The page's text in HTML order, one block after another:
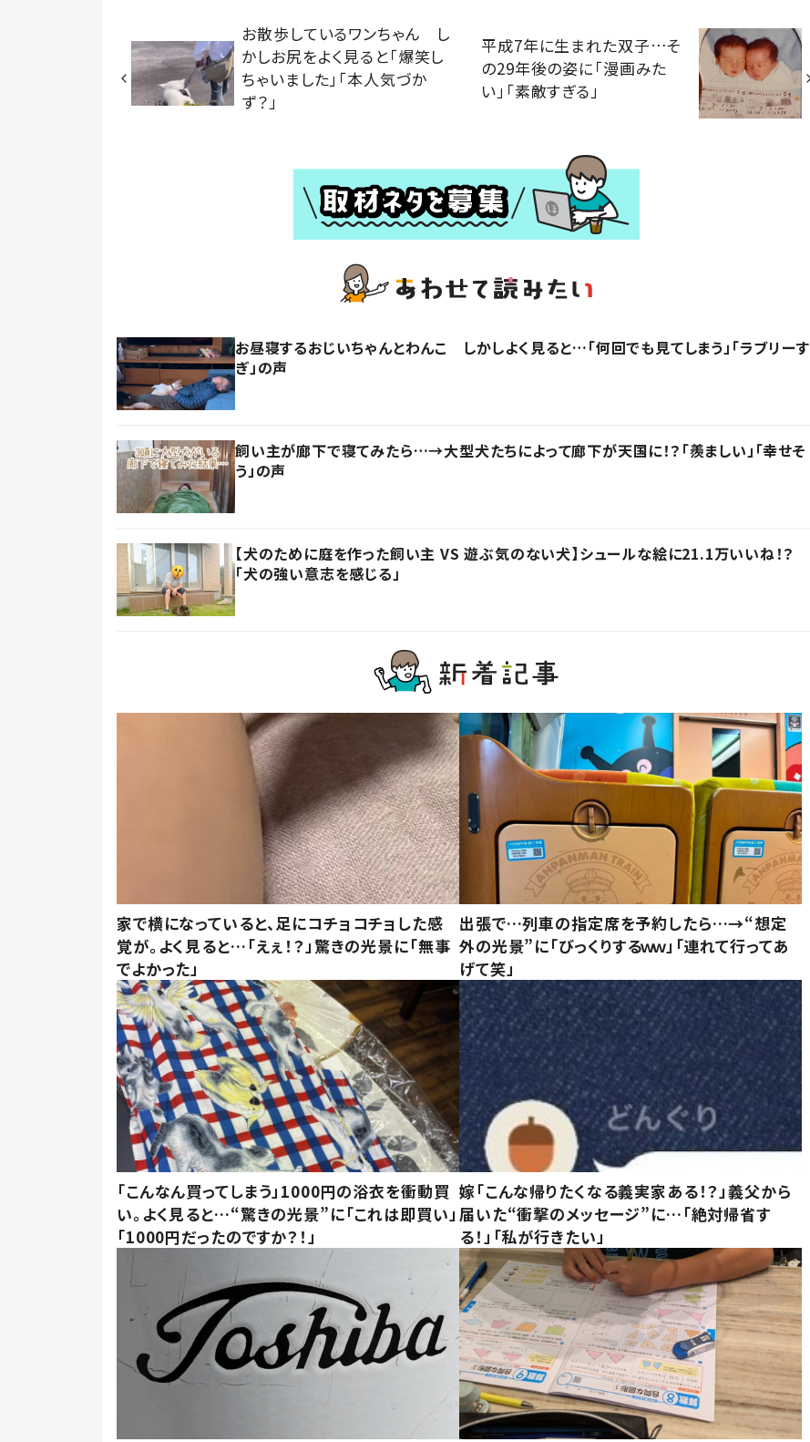
お散歩しているワンちゃん し
かしお尻をよく見ると「爆笑し
ちゃいました」「本人気づか
ず？」
平成7年に生まれた双子…そ
の29年後の姿に「漫画みた
い」「素敵すぎる」
お昼寝するおじいちゃんとわんこ しかしよく見ると…「何回でも見てしまう」「ラブリーす
ぎ」の声
飼い主が廊下で寝てみたら…→大型犬たちによって廊下が天国に！？「羨ましい」「幸せそ
う」の声
【犬のために庭を作った飼い主 VS 遊ぶ気のない犬】シュールな絵に21.1万いいね！？
「犬の強い意志を感じる」
家で横になっていると、足にコチョコチョした感
覚が。よく見ると…「えぇ！？」驚きの光景に「無事
でよかった」
出張で…列車の指定席を予約したら…→“想定
外の光景”に「びっくりするｗｗ」「連れて行ってあ
げて笑」
「こんなん買ってしまう」1000円の浴衣を衝動買
い。よく見ると…“驚きの光景”に「これは即買い」
「1000円だったのですか？！」
嫁「こんな帰りたくなる義実家ある！？」義父から
届いた“衝撃のメッセージ”に…「絶対帰省す
る！」「私が行きたい」